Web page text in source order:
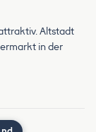
Altstadt
in der